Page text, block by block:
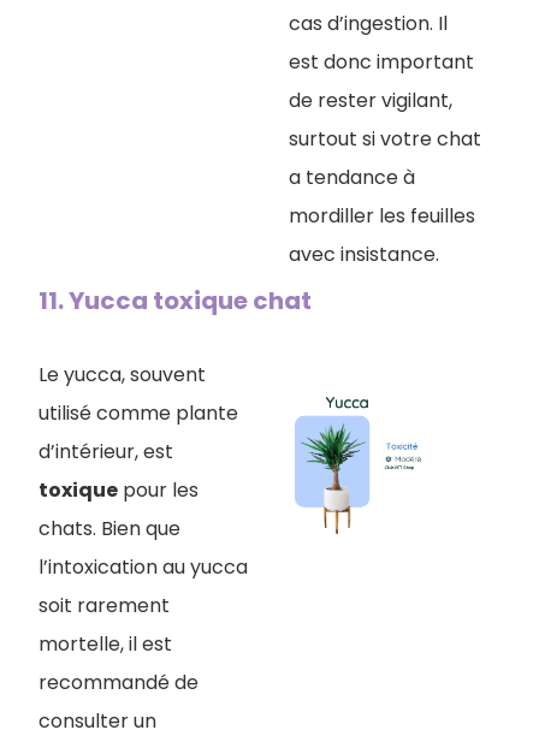
cas d’ingestion. Il
est donc important
de rester vigilant,
surtout si votre chat
a tendance à
mordiller les feuilles
avec insistance.
11. Yucca toxique chat
Le yucca, souvent
utilisé comme plante
d’intérieur, est
toxique pour les
chats. Bien que
l’intoxication au yucca
soit rarement
mortelle, il est
recommandé de
consulter un